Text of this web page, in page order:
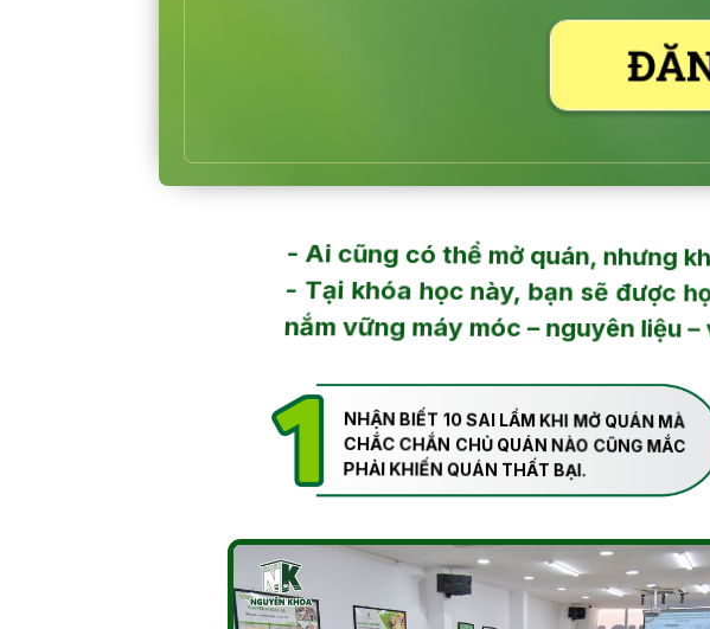
NHẬN BIẾT 10 SAI LẦM KHI MỞ QUÁN MÀ
CHẮC CHẮN CHỦ QUÁN NÀO CŨNG MẮC
PHẢI KHIẾN QUÁN THẤT BẠI.
- Ai cũng có thể mở quán, nhưng
- Tại khóa học này, bạn sẽ được
nắm vững máy móc – nguyên liệu